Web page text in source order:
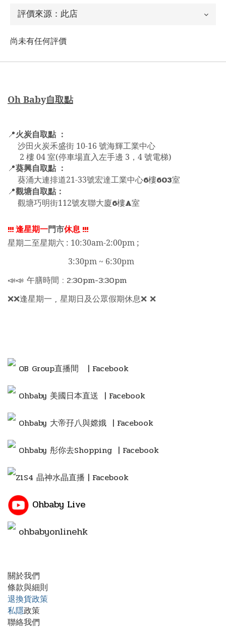
尚未有任何評價
Oh Baby自取點
📍火炭自取點 ：
沙田火炭禾盛街 10-16 號海輝工業中心
2 樓 04 室(停車場直入左手邊 3，4 號電梯)
📍葵興自取點 ：
葵涌大連排道21-33號宏達工業中心6樓603室
📍觀塘自取點：
觀塘巧明街112號友聯大廈6樓A室
!!!逢星期一門市休息 !!!
星期二至星期六 : 10:30am-2:00pm ;
3:30pm ~ 6:30pm
📣📣 午膳時間 : 2:30pm-3:30pm
❌❌逢星期一 , 星期日及公眾假期休息❌ ❌
OB Group直播間 | Facebook
Ohbaby 美國日本直送 | Facebook
Ohbaby 大帝孖八與嫦娥 | Facebook
Ohbaby 彤你去Shopping | Facebook
Z1S4 晶神水晶直播 | Facebook
Ohbaby Live
ohbabyonlinehk
關於我們
條款與細則
退換貨政策
私隱政策
聯絡我們